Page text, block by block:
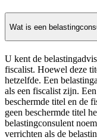
Wat is een
U kent de
fiscalist. Hoewel deze
hetzelfde. Een
als een fiscalist zijn.
beschermde titel en de
geen beschermde titel
belastingconsulent
verrichten als de